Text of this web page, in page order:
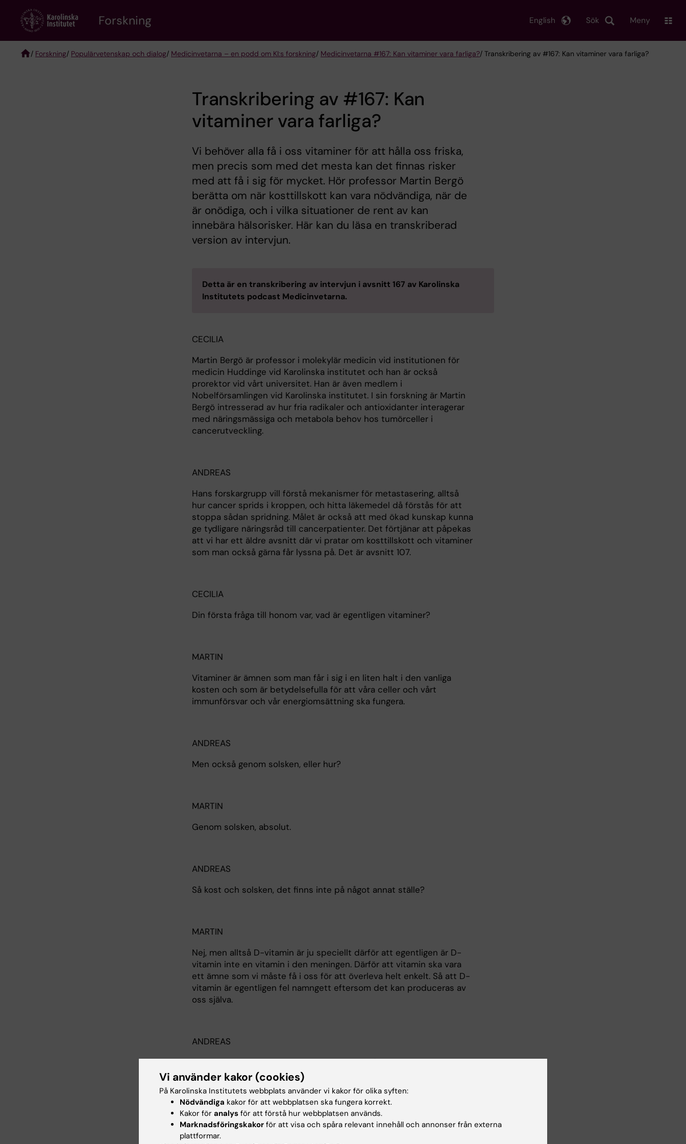
content
Forskning Sök
English Meny
/ Forskning/ Populärvetenskap och dialog/ Medicinvetarna – en podd om KI:s forskning/ Medicinvetarna #167: Kan vitaminer vara farliga?/ Transkribering av #167: Kan vitaminer vara farliga?
Transkribering av #167: Kan
vitaminer vara farliga?
Vi behöver alla få i oss vitaminer för att hålla oss friska,
men precis som med det mesta kan det finnas risker
med att få i sig för mycket. Hör professor Martin Bergö
berätta om när kosttillskott kan vara nödvändiga, när de
är onödiga, och i vilka situationer de rent av kan
innebära hälsorisker. Här kan du läsa en transkriberad
version av intervjun.
Detta är en transkribering av intervjun i avsnitt 167 av Karolinska
Institutets podcast Medicinvetarna.
CECILIA
Martin Bergö är professor i molekylär medicin vid institutionen för
medicin Huddinge vid Karolinska institutet och han är också
prorektor vid vårt universitet. Han är även medlem i
Nobelförsamlingen vid Karolinska institutet. I sin forskning är Martin
Bergö intresserad av hur fria radikaler och antioxidanter interagerar
med näringsmässiga och metabola behov hos tumörceller i
cancerutveckling.
ANDREAS
Hans forskargrupp vill förstå mekanismer för metastasering, alltså
hur cancer sprids i kroppen, och hitta läkemedel då förstås för att
stoppa sådan spridning. Målet är också att med ökad kunskap kunna
ge tydligare näringsråd till cancerpatienter. Det förtjänar att påpekas
att vi har ett äldre avsnitt där vi pratar om kosttillskott och vitaminer
som man också gärna får lyssna på. Det är avsnitt 107.
CECILIA
Din första fråga till honom var, vad är egentligen vitaminer?
MARTIN
Vitaminer är ämnen som man får i sig i en liten halt i den vanliga
kosten och som är betydelsefulla för att våra celler och vårt
immunförsvar och vår energiomsättning ska fungera.
ANDREAS
Men också genom solsken, eller hur?
MARTIN
Genom solsken, absolut.
ANDREAS
Så kost och solsken, det finns inte på något annat ställe?
MARTIN
Nej, men alltså D-vitamin är ju speciellt därför att egentligen är D-
vitamin inte en vitamin i den meningen. Därför att vitamin ska vara
ett ämne som vi måste få i oss för att överleva helt enkelt. Så att D-
vitamin är egentligen fel namngett eftersom det kan produceras av
oss själva.
ANDREAS
Jag fattar. Ska vi ta dem i bokstavsordning då, bara helt kort, som en
liten repetition. Det har handlat om vitaminer förut i den här podden.
Men vitamin A då, hur får vi i oss det och vad kan hända om vi inte
får tillräckligt?
MARTIN
Vi använder kakor (cookies)
På Karolinska Institutets webbplats använder vi kakor för olika syften:
Nödvändiga kakor för att webbplatsen ska fungera korrekt.
Kakor för analys för att förstå hur webbplatsen används.
Marknadsföringskakor för att visa och spåra relevant innehåll och annonser från externa
plattformar.